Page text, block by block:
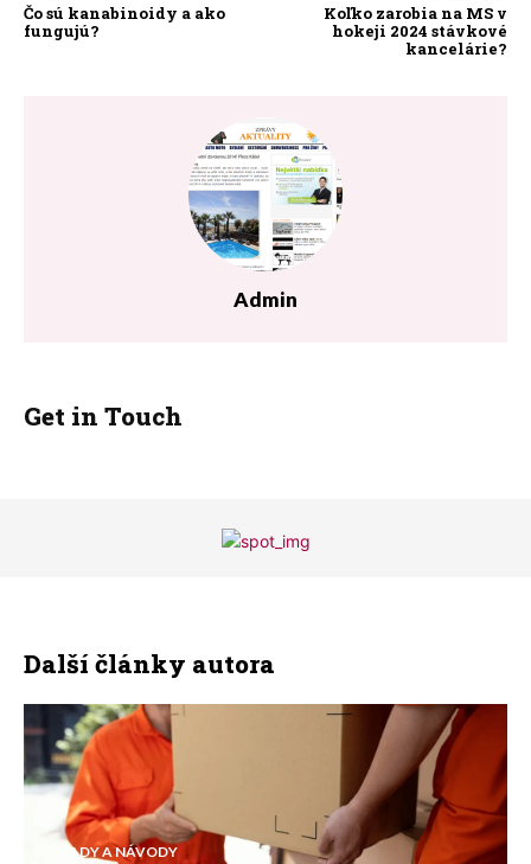
Čo sú kanabinoidy a ako
fungujú?
Koľko zarobia na MS v
hokeji 2024 stávkové
kancelárie?
Admin
Get in Touch
Další články autora
RADY A NÁVODY